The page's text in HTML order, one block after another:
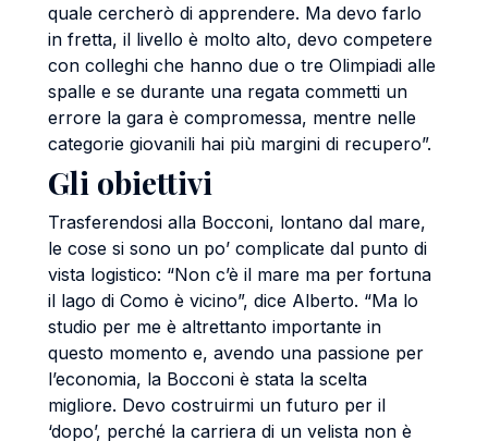
quale cercherò di apprendere. Ma devo farlo
in fretta, il livello è molto alto, devo competere
con colleghi che hanno due o tre Olimpiadi alle
spalle e se durante una regata commetti un
errore la gara è compromessa, mentre nelle
categorie giovanili hai più margini di recupero”.
Gli obiettivi
Trasferendosi alla Bocconi, lontano dal mare,
le cose si sono un po’ complicate dal punto di
vista logistico: “Non c’è il mare ma per fortuna
il lago di Como è vicino”, dice Alberto. “Ma lo
studio per me è altrettanto importante in
questo momento e, avendo una passione per
l’economia, la Bocconi è stata la scelta
migliore. Devo costruirmi un futuro per il
‘dopo’, perché la carriera di un velista non è